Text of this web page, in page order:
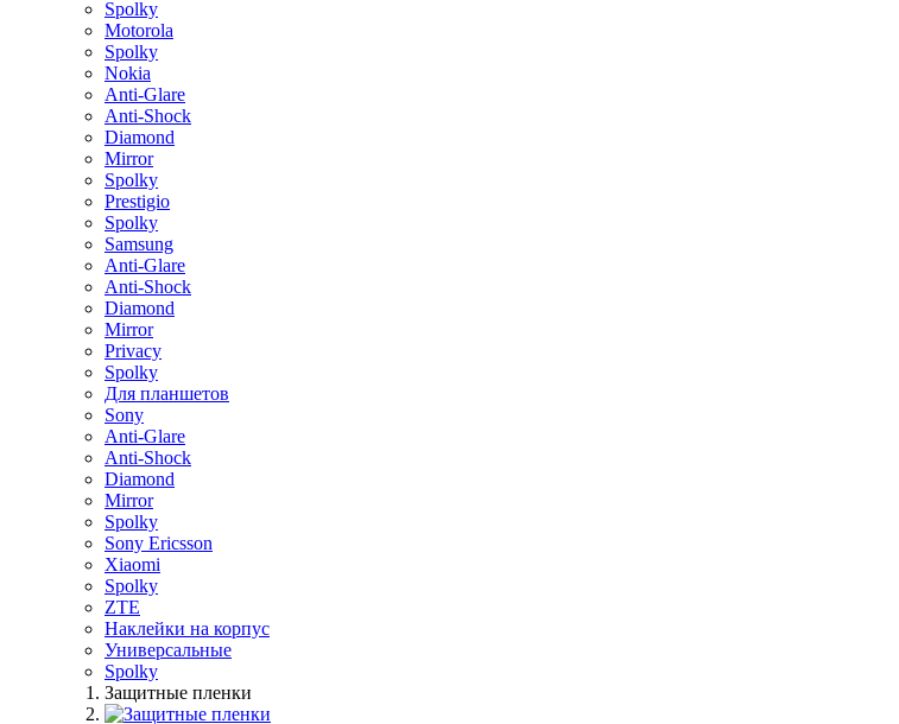
Spolky
Motorola
Spolky
Nokia
Anti-Glare
Anti-Shock
Diamond
Mirror
Spolky
Prestigio
Spolky
Samsung
Anti-Glare
Anti-Shock
Diamond
Mirror
Privacy
Spolky
Для планшетов
Sony
Anti-Glare
Anti-Shock
Diamond
Mirror
Spolky
Sony Ericsson
Xiaomi
Spolky
ZTE
Наклейки на корпус
Универсальные
Spolky
Защитные пленки